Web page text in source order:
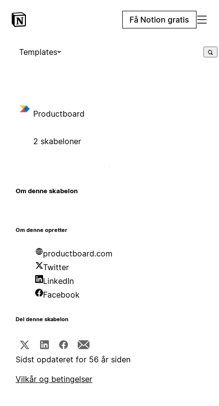
Få Notion gratis
Templates
Productboard
2 skabeloner
Om denne skabelon
Om denne opretter
productboard.com
Twitter
LinkedIn
Facebook
Del denne skabelon
Sidst opdateret for 56 år siden
Vilkår og betingelser